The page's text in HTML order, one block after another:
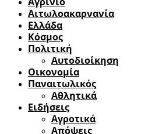
Αιτωλοακαρνανία
Ελλάδα
Κόσμος
Πολιτική
Αυτοδιοίκηση
Οικονομία
Παναιτωλικός
Αθλητικά
Ειδήσεις
Αγροτικά
Απόψεις